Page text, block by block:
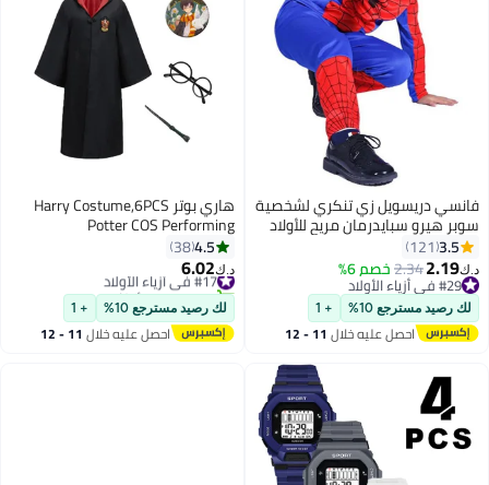
فانسي دريسويل زي تنكري لشخصية
سوبر هيرو سبايدرمان مريح للأولاد
الألوان 4 - 6 Years
3.5
121
د.ك‏2.19
2.34خصم 6%
#29 في أزياء الأولاد
#29 في أزياء الأولاد
لك رصيد مسترجع 10%
احصل عليه خلال 11 - 12
هاري بوتر Harry Costume,6PCS
Potter COS Performing
Costume,Wizard School Robe,
Wand, Tie, Hat,Glasses and
Badge,Kit Gift for Boys and Girls
School Costume Robe
4.5
38
د.ك‏6.02
#17 في أزياء الأولاد
تم بيع +20 مؤخرًا
#17 في أزياء الأولاد
لك رصيد مسترجع 10%
احصل عليه خلال 11 - 12